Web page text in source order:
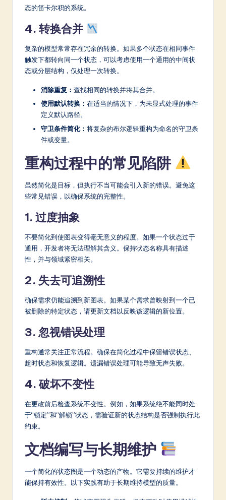
态的笛卡尔积的系统。
4. 转换合并
复杂的模型常常存在冗余的转换。如果多个状态在相同事件
触发下都转向同一个状态，可以考虑使用一个通用的中间状
态或分层结构，仅处理一次转换。
消除重复： 查找相同的转换并将其合并。
使用默认转换： 在适当的情况下，为未显式处理的事件
定义默认路径。
守卫条件简化： 将复杂的布尔逻辑重构为命名的守卫条
件或变量。
重构过程中的常见陷阱
虽然简化是目标，但执行不当可能会引入新的错误。避免这
些常见错误，以确保系统的完整性。
1. 过度抽象
不要简化到使图表变得毫无意义的程度。如果一个状态过于
通用，开发者将无法理解其含义。保持状态名称具有描述
性，并与领域紧密相关。
2. 失去可追溯性
确保需求仍能追溯到新图表。如果某个需求曾映射到一个已
被删除的特定状态，请更新文档以反映该逻辑的新位置。
3. 忽视错误处理
重构通常关注正常流程。确保在简化过程中保留错误状态、
超时状态和恢复逻辑。遗漏错误处理可能导致无声失败。
4. 破坏不变性
在更改前后检查系统不变性。例如，如果系统绝不能同时处
于“锁定”和“解锁”状态，需验证新的状态结构是否强制执行此
约束。
文档编写与长期维护
一个简化的状态图是一个动态的产物。它需要持续的维护才
能保持有效性。以下实践有助于长期维持模型的质量。